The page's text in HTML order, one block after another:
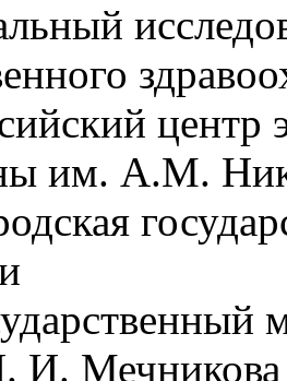
центр
им. А.М.
И. Мечникова